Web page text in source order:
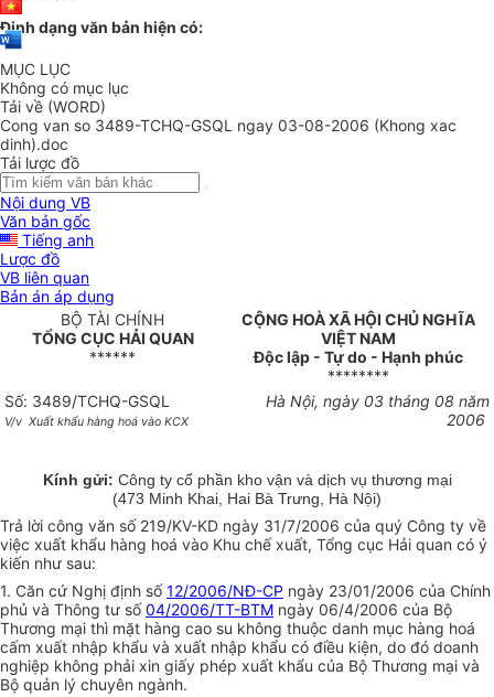
Định dạng văn bản hiện có:
MỤC LỤC
Không có mục lục
Tải về (WORD)
Cong van so 3489-TCHQ-GSQL ngay 03-08-2006 (Khong xac
dinh).doc
Tải lược đồ
Nội dung VB
Văn bản gốc
Tiếng anh
Lược đồ
VB liên quan
Bản án áp dụng
BỘ TÀI CHÍNH
TỔNG CỤC HẢI QUAN
******
CỘNG HOÀ XÃ HỘI CHỦ NGHĨA
VIỆT NAM
Độc lập - Tự do - Hạnh phúc
********
Số: 3489/TCHQ-GSQL
V/v Xuất khẩu hàng hoá vào KCX
Hà Nội, ngày 03 tháng 08 năm
2006
Kính gửi: Công ty cổ phần kho vận và dịch vụ thương mại
(473 Minh Khai, Hai Bà Trưng, Hà Nội)
Trả lời công văn số 219/KV-KD ngày 31/7/2006 của quý Công ty về
việc xuất khẩu hàng hoá vào Khu chế xuất, Tổng cục Hải quan có ý
kiến như sau:
1. Căn cứ Nghị định số12/2006/NĐ-CP ngày 23/01/2006 của Chính
phủ và Thông tư số04/2006/TT-BTM ngày 06/4/2006 của Bộ
Thương mại thì mặt hàng cao su không thuộc danh mục hàng hoá
cấm xuất nhập khẩu và xuất nhập khẩu có điều kiện, do đó doanh
nghiệp không phải xin giấy phép xuất khẩu của Bộ Thương mại và
Bộ quản lý chuyên ngành.